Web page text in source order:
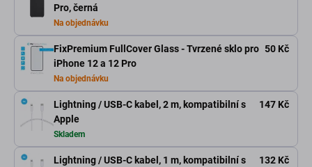
Pro, černá
Na objednávku
FixPremium FullCover Glass - Tvrzené sklo pro
iPhone 12 a 12 Pro
50 Kč
Na objednávku
Lightning / USB-C kabel, 2 m, kompatibilní s
Apple
147 Kč
Skladem
Lightning / USB-C kabel, 1 m, kompatibilní s
132 Kč